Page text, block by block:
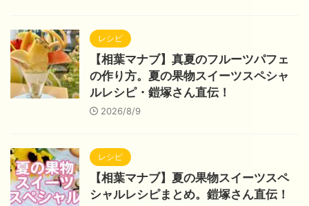
レシピ
【相葉マナブ】真夏のフルーツパフェ
の作り方。夏の果物スイーツスペシャ
ルレシピ・鎧塚さん直伝！
2026/8/9
レシピ
【相葉マナブ】夏の果物スイーツスペ
シャルレシピまとめ。鎧塚さん直伝！